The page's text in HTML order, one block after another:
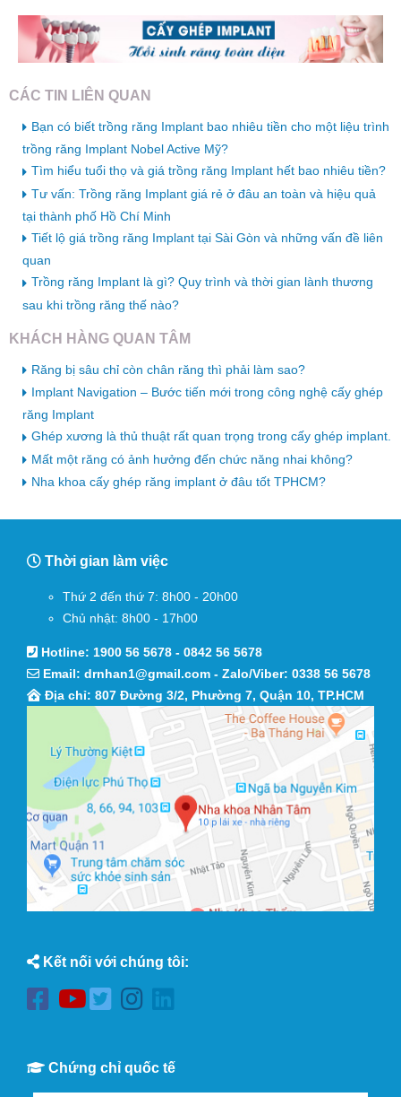
CÁC TIN LIÊN QUAN
Bạn có biết trồng răng Implant bao nhiêu tiền cho một liệu trình
trồng răng Implant Nobel Active Mỹ?
Tìm hiểu tuổi thọ và giá trồng răng Implant hết bao nhiêu tiền?
Tư vấn: Trồng răng Implant giá rẻ ở đâu an toàn và hiệu quả
tại thành phố Hồ Chí Minh
Tiết lộ giá trồng răng Implant tại Sài Gòn và những vấn đề liên
quan
Trồng răng Implant là gì? Quy trình và thời gian lành thương
sau khi trồng răng thế nào?
KHÁCH HÀNG QUAN TÂM
Răng bị sâu chỉ còn chân răng thì phải làm sao?
Implant Navigation – Bước tiến mới trong công nghệ cấy ghép
răng Implant
Ghép xương là thủ thuật rất quan trọng trong cấy ghép implant.
Mất một răng có ảnh hưởng đến chức năng nhai không?
Nha khoa cấy ghép răng implant ở đâu tốt TPHCM?
Thời gian làm việc
Thứ 2 đến thứ 7: 8h00 - 20h00
Chủ nhật: 8h00 - 17h00
Hotline: 1900 56 5678 - 0842 56 5678
Email: drnhan1@gmail.com - Zalo/Viber: 0338 56 5678
Địa chỉ: 807 Đường 3/2, Phường 7, Quận 10, TP.HCM
Kết nối với chúng tôi:
Chứng chỉ quốc tế